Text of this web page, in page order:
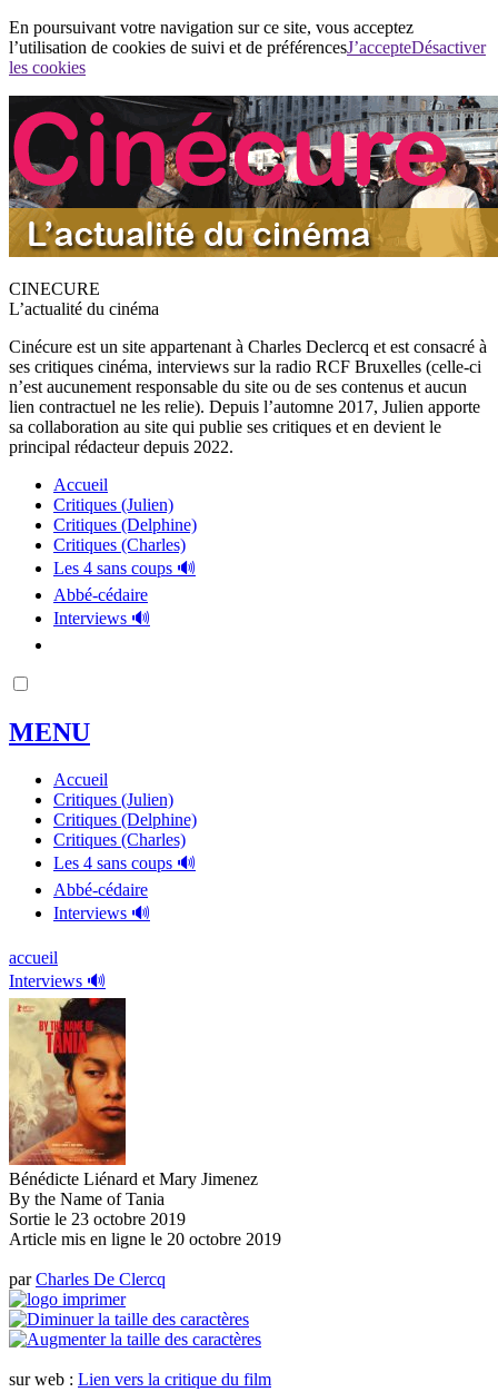
En poursuivant votre navigation sur ce site, vous acceptez
l’utilisation de cookies de suivi et de préférencesJ’accepteDésactiver
les cookies
CINECURE
L’actualité du cinéma
Cinécure est un site appartenant à Charles Declercq et est consacré à
ses critiques cinéma, interviews sur la radio RCF Bruxelles (celle-ci
n’est aucunement responsable du site ou de ses contenus et aucun
lien contractuel ne les relie). Depuis l’automne 2017, Julien apporte
sa collaboration au site qui publie ses critiques et en devient le
principal rédacteur depuis 2022.
Accueil
Critiques (Julien)
Critiques (Delphine)
Critiques (Charles)
Les 4 sans coups 🔊
Abbé-cédaire
Interviews 🔊
MENU
Accueil
Critiques (Julien)
Critiques (Delphine)
Critiques (Charles)
Les 4 sans coups 🔊
Abbé-cédaire
Interviews 🔊
accueil
Interviews 🔊
Bénédicte Liénard et Mary Jimenez
By the Name of Tania
Sortie le 23 octobre 2019
Article mis en ligne le 20 octobre 2019
parCharles De Clercq
sur web : Lien vers la critique du film